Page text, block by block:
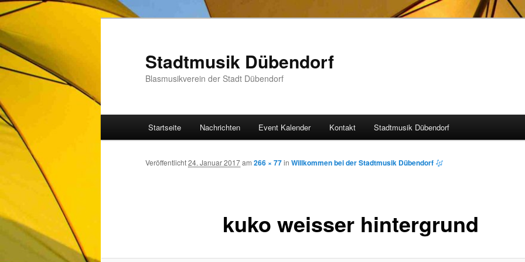
Inhalt
wechseln
Stadtmusik Dübendorf
Blasmusikverein der Stadt Dübendorf
Startseite Nachrichten Event Kalender Kontakt Stadtmusik Dübendorf
kuko weisser hintergrund
Veröffentlicht24. Januar 2017am 266 × 77in Willkommen bei der Stadtmusik Dübendorf